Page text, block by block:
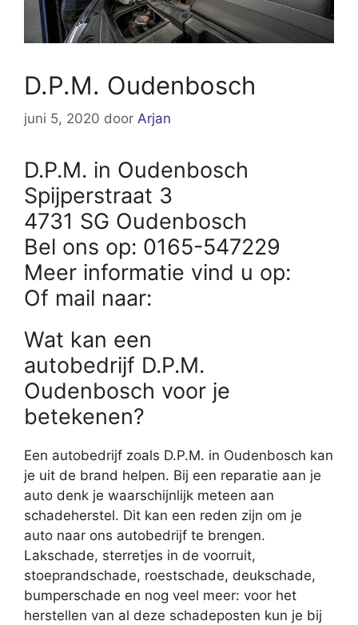
D.P.M. Oudenbosch
juni 5, 2020 door Arjan
D.P.M. in Oudenbosch
Spijperstraat 3
4731 SG Oudenbosch
Bel ons op: 0165-547229
Meer informatie vind u op:
Of mail naar:
Wat kan een
autobedrijf D.P.M.
Oudenbosch voor je
betekenen?
Een autobedrijf zoals D.P.M. in Oudenbosch kan
je uit de brand helpen. Bij een reparatie aan je
auto denk je waarschijnlijk meteen aan
schadeherstel. Dit kan een reden zijn om je
auto naar ons autobedrijf te brengen.
Lakschade, sterretjes in de voorruit,
stoeprandschade, roestschade, deukschade,
bumperschade en nog veel meer: voor het
herstellen van al deze schadeposten kun je bij